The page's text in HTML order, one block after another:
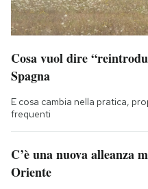
Cosa vuol dire
Spagna
E cosa cambia nella pratica,
frequenti
C’è una nuova alleanza
Oriente